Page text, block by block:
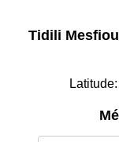
Tidili